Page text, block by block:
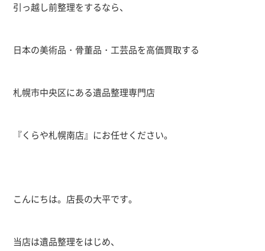
引っ越し前整理をするなら、
日本の美術品・骨董品・工芸品を高価買取する
札幌市中央区にある遺品整理専門店
『くらや札幌南店』にお任せください。
こんにちは。店長の大平です。
当店は遺品整理をはじめ、